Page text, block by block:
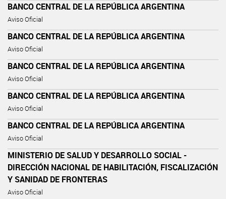
BANCO CENTRAL DE LA REPÚBLICA ARGENTINA
Aviso Oficial
BANCO CENTRAL DE LA REPÚBLICA ARGENTINA
Aviso Oficial
BANCO CENTRAL DE LA REPÚBLICA ARGENTINA
Aviso Oficial
BANCO CENTRAL DE LA REPÚBLICA ARGENTINA
Aviso Oficial
BANCO CENTRAL DE LA REPÚBLICA ARGENTINA
Aviso Oficial
MINISTERIO DE SALUD Y DESARROLLO SOCIAL -
DIRECCIÓN NACIONAL DE HABILITACIÓN, FISCALIZACIÓN
Y SANIDAD DE FRONTERAS
Aviso Oficial